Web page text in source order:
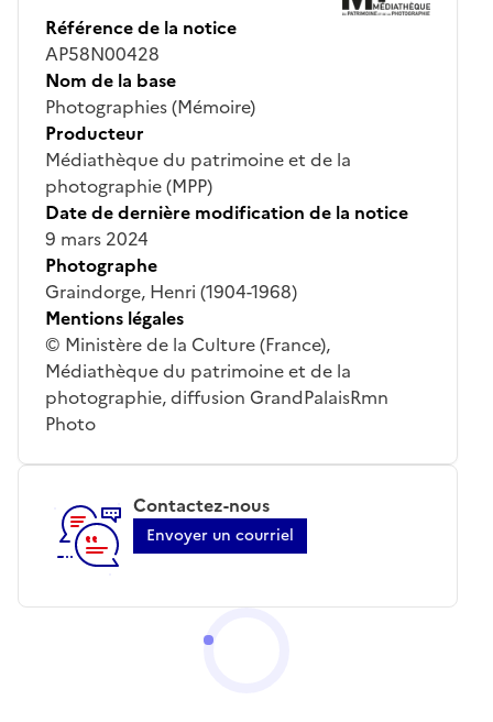
Référence de la notice
AP58N00428
Nom de la base
Photographies (Mémoire)
Producteur
Médiathèque du patrimoine et de la
photographie (MPP)
Date de dernière modification de la notice
9 mars 2024
Photographe
Graindorge, Henri (1904-1968)
Mentions légales
© Ministère de la Culture (France),
Médiathèque du patrimoine et de la
photographie, diffusion GrandPalaisRmn
Photo
Contactez-nous
Envoyer un courriel